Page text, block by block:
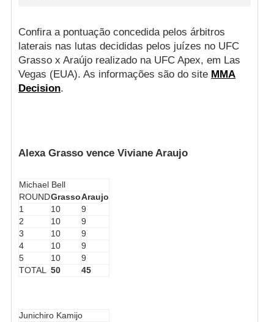
Confira a pontuação concedida pelos árbitros
laterais nas lutas decididas pelos juízes no UFC
Grasso x Araújo realizado na UFC Apex, em Las
Vegas (EUA). As informações são do site MMA
Decision.
Alexa Grasso vence Viviane Araujo
Michael Bell
ROUNDGrassoAraujo
1
10
9
2
10
9
3
10
9
4
10
9
5
10
9
TOTAL 50 45
Junichiro Kamijo